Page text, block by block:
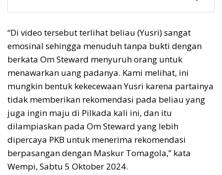
“Di video tersebut terlihat beliau (Yusri) sangat
emosinal sehingga menuduh tanpa bukti dengan
berkata Om Steward menyuruh orang untuk
menawarkan uang padanya. Kami melihat, ini
mungkin bentuk kekecewaan Yusri karena partainya
tidak memberikan rekomendasi pada beliau yang
juga ingin maju di Pilkada kali ini, dan itu
dilampiaskan pada Om Steward yang lebih
dipercaya PKB untuk menerima rekomendasi
berpasangan dengan Maskur Tomagola,” kata
Wempi, Sabtu 5 Oktober 2024.